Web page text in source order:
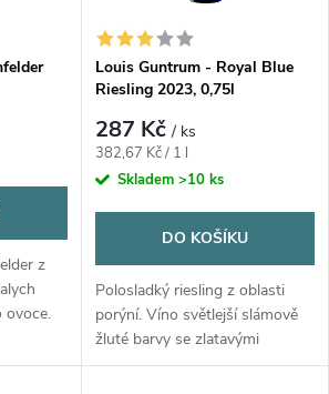
z
ovoce.
Louis Guntrum - Royal Blue
Riesling 2023, 0,75l
287 Kč/ ks
Měrná
cena:
382,67 Kč / 1 l
Skladem >10 ks
DO KOŠÍKU
Polosladký riesling z oblasti
porýní. Víno světlejší slámově
žluté barvy se zlatavými
odlesky. Aroma vína je středně